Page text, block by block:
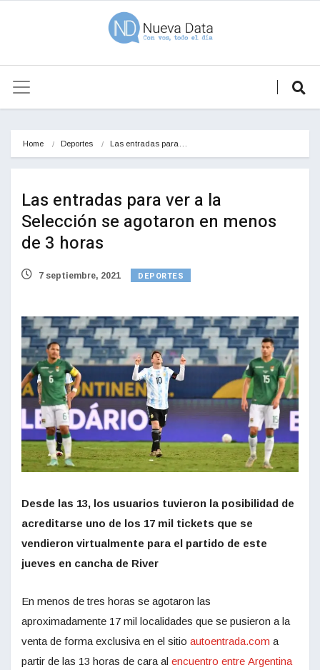
Home Deportes Las entradas para…
Las entradas para ver a la
Selección se agotaron en menos
de 3 horas
7 septiembre, 2021 DEPORTES
Desde las 13, los usuarios tuvieron la posibilidad de
acreditarse uno de los 17 mil tickets que se
vendieron virtualmente para el partido de este
jueves en cancha de River
En menos de tres horas se agotaron las
aproximadamente 17 mil localidades que se pusieron a la
venta de forma exclusiva en el sitio autoentrada.com a
partir de las 13 horas de cara al encuentro entre Argentina